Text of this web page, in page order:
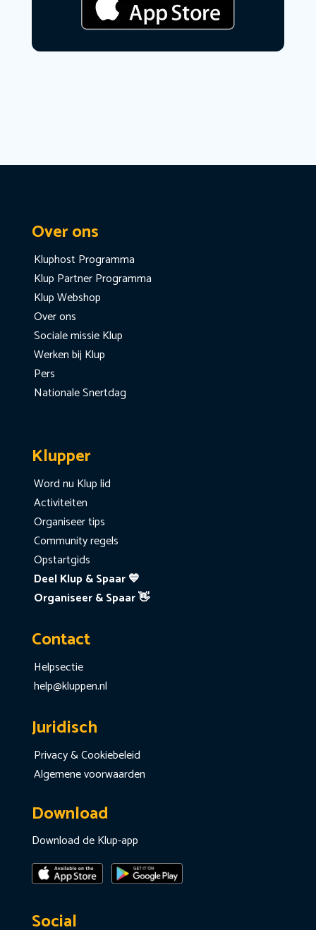
Over ons
Kluphost Programma
Klup Partner Programma
Klup Webshop
Over ons
Sociale missie Klup
Werken bij Klup
Pers
Nationale Snertdag
Klupper
Word nu Klup lid
Activiteiten
Organiseer tips
Community regels
Opstartgids
Deel Klup & Spaar 💙
Organiseer & Spaar 👋
Contact
Helpsectie
help@kluppen.nl
Juridisch
Privacy & Cookiebeleid
Algemene voorwaarden
Download
Download de Klup-app
Social